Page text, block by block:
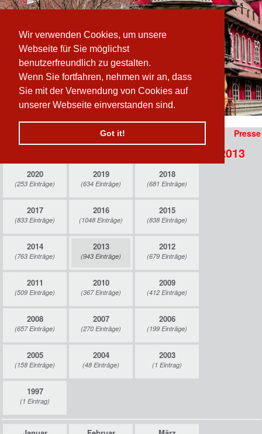
Wir verwenden Cookies, um unsere
Webseite für Sie möglichst
benutzerfreundlich zu gestalten.
Wenn Sie fortfahren, nehmen wir an, dass
Sie mit der Verwendung von Cookies auf
unserer Webseite einverstanden sind.
Got it!
sich vom
www.prater-archiv.at»Presse/2013/August
Presse
Pressearchiv » August 2013
2020
(253 Einträge)
2019
(634 Einträge)
2018
(681 Einträge)
2017
(833 Einträge)
2016
(1048 Einträge)
2015
(838 Einträge)
2014
(763 Einträge)
2013
(943 Einträge)
2012
(679 Einträge)
2011
(509 Einträge)
2010
(367 Einträge)
2009
(412 Einträge)
2008
(657 Einträge)
2007
(270 Einträge)
2006
(199 Einträge)
2005
(158 Einträge)
2004
(48 Einträge)
2003
(1 Eintrag)
1997
(1 Eintrag)
prater-archiv.at powered byKKBits.com